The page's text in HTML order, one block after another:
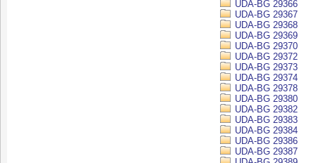
UDA-BG 29366
UDA-BG 29367
UDA-BG 29368
UDA-BG 29369
UDA-BG 29370
UDA-BG 29372
UDA-BG 29373
UDA-BG 29374
UDA-BG 29378
UDA-BG 29380
UDA-BG 29382
UDA-BG 29383
UDA-BG 29384
UDA-BG 29386
UDA-BG 29387